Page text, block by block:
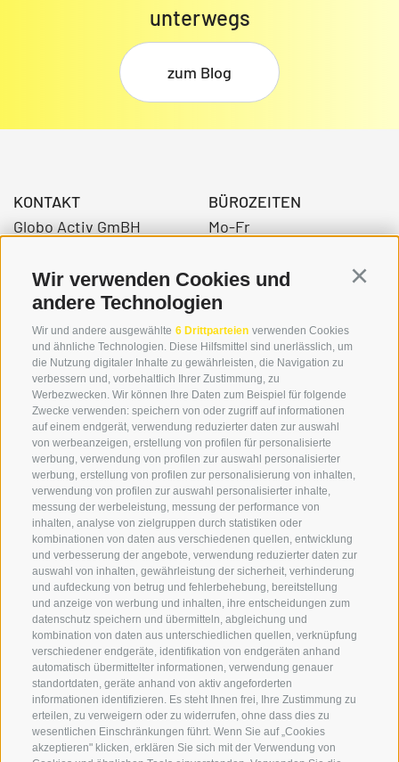
Wir verwenden Cookies und
andere Technologien
Wir und andere ausgewählte 6 Drittparteien verwenden Cookies
und ähnliche Technologien. Diese Hilfsmittel sind unerlässlich, um
die Nutzung digitaler Inhalte zu gewährleisten, die Navigation zu
verbessern und, vorbehaltlich Ihrer Zustimmung, zu
Werbezwecken. Wir können Ihre Daten zum Beispiel für folgende
Zwecke verwenden: speichern von oder zugriff auf informationen
auf einem endgerät, verwendung reduzierter daten zur auswahl
von werbeanzeigen, erstellung von profilen für personalisierte
werbung, verwendung von profilen zur auswahl personalisierter
werbung, erstellung von profilen zur personalisierung von inhalten,
verwendung von profilen zur auswahl personalisierter inhalte,
messung der werbeleistung, messung der performance von
inhalten, analyse von zielgruppen durch statistiken oder
kombinationen von daten aus verschiedenen quellen, entwicklung
und verbesserung der angebote, verwendung reduzierter daten zur
auswahl von inhalten, gewährleistung der sicherheit, verhinderung
und aufdeckung von betrug und fehlerbehebung, bereitstellung
und anzeige von werbung und inhalten, ihre entscheidungen zum
datenschutz speichern und übermitteln, abgleichung und
kombination von daten aus unterschiedlichen quellen, verknüpfung
verschiedener endgeräte, identifikation von endgeräten anhand
automatisch übermittelter informationen, verwendung genauer
standortdaten, geräte anhand von aktiv angeforderten
informationen identifizieren. Es steht Ihnen frei, Ihre Zustimmung zu
erteilen, zu verweigern oder zu widerrufen, ohne dass dies zu
wesentlichen Einschränkungen führt. Wenn Sie auf „Cookies
akzeptieren" klicken, erklären Sie sich mit der Verwendung von
unterwegs
zum Blog
KONTAKT
Globo Activ GmBH
39034 Toblach
+39 0474 976139
info@globoalpin.com
BÜROZEITEN
Mo-Fr
14.00 – 17:00 Uhr
SERVICE
Kontakt
Wetter & Lawinen
FAQ & AGB
Schwierigkeitseinteilung
Reisetaschen & Dry Bag
Newsletter
Leihausrüstung
Login
Bezahlung
Partner
Pauschalreiserichtlinie
ON TOUR
Wir
Winterprogramm
Sommerprogramm